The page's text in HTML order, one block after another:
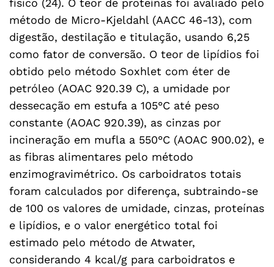
físico (24). O teor de proteínas foi avaliado pelo
método de Micro-Kjeldahl (AACC 46-13), com
digestão, destilação e titulação, usando 6,25
como fator de conversão. O teor de lipídios foi
obtido pelo método Soxhlet com éter de
petróleo (AOAC 920.39 C), a umidade por
dessecação em estufa a 105°C até peso
constante (AOAC 920.39), as cinzas por
incineração em mufla a 550°C (AOAC 900.02), e
as fibras alimentares pelo método
enzimogravimétrico. Os carboidratos totais
foram calculados por diferença, subtraindo-se
de 100 os valores de umidade, cinzas, proteínas
e lipídios, e o valor energético total foi
estimado pelo método de Atwater,
considerando 4 kcal/g para carboidratos e